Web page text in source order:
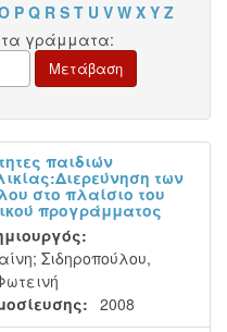
P Q R S T U V W X Y Z
γράμματα:
παιδιών
των
στο πλαίσιο του
προγράμματος
; Σιδηροπούλου,
2008